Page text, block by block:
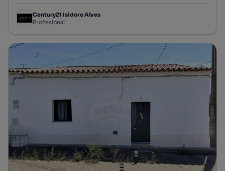
Century21 Isidoro Alves
Profissional